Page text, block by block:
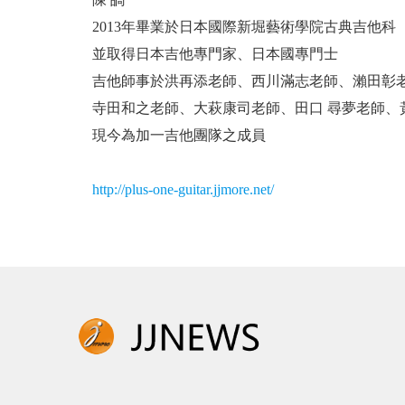
2013年畢業於日本國際新堀藝術學院古典吉他科
並取得日本吉他專門家、日本國專門士
吉他師事於洪再添老師、西川滿志老師、瀨田彰
寺田和之老師、大萩康司老師、田口 尋夢老師、
現今為加一吉他團隊之成員
http://plus-one-guitar.jjmore.net/